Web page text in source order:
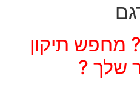
מחפש תיקון
שלך ?